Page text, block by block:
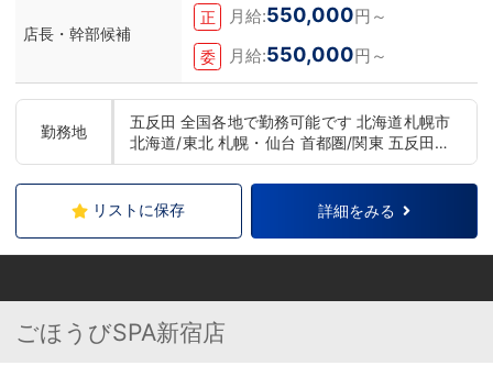
店長・幹部候補
正 月給:550,000円～
委 月給:550,000円～
勤務地
五反田 全国各地で勤務可能です 北海道札幌市
北海道/東北 札幌・仙台 首都圏/関東 五反田・
上野・池袋・新宿・横浜・千葉 中部 浜松・名
古屋 関西 大阪・京都・神戸・奈良 中国/四国
広島 九州 福岡・熊本
リストに保存 詳細をみる
ごほうびSPA新宿店